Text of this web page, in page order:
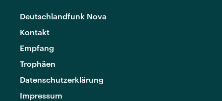
Deutschlandfunk Nova
Kontakt
Empfang
Trophäen
Datenschutzerklärung
Impressum